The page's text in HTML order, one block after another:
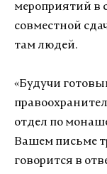
мероприятий в
совместной
там людей.
«Будучи
отдел по
Вашем письме
говорится в